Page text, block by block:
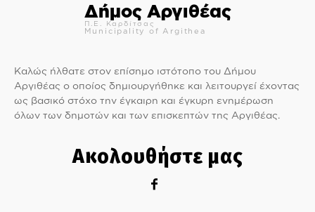
Δήμος Αργιθέας
Π.Ε. Καρδίτσας
Municipality of Argithea
Καλώς ήλθατε στον επίσημο ιστότοπο του Δήμου
Αργιθέας ο οποίος δημιουργήθηκε και λειτουργεί έχοντας
ως βασικό στόχο την έγκαιρη και έγκυρη ενημέρωση
όλων των δημοτών και των επισκεπτών της Αργιθέας.
Ακολουθήστε μας